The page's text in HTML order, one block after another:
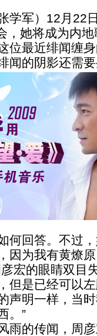
军）12月22日
，她将成为内
位最近绯闻缠
闻的阴影还需
何回答。不过
因为我有黄燎
宏的眼睛双目
但是已经可以
声明一样，当
。”
的传闻，周彦